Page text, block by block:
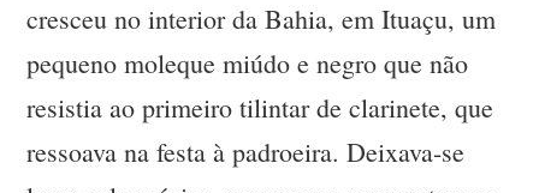
cresceu no interior da Bahia, em Ituaçu, um
pequeno moleque miúdo e negro que não
resistia ao primeiro tilintar de clarinete, que
ressoava na festa à padroeira. Deixava-se